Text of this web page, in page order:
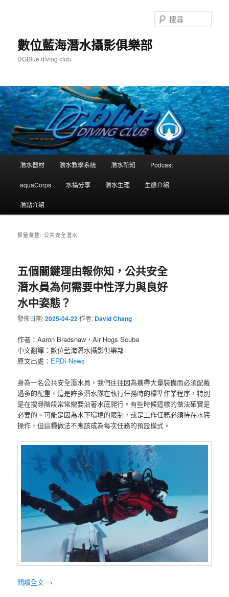
數位藍海潛水攝影俱樂部
DGBlue diving club
尋
潛水器材 潛水教學系統 潛水新知 Podcast
aquaCorps 水攝分享 潛水生理 生態介紹
潛點介紹
標籤彙整:公共安全潛水
五個關鍵理由報你知，公共安全
潛水員為何需要中性浮力與良好
水中姿態？
發佈日期:2025-04-22作者: David Chang
作者：Aaron Bradshaw，Air Hogs Scuba
中文翻譯：數位藍海潛水攝影俱樂部
原文出處： ERDI-News
身為一名公共安全潛水員，我們往往因為攜帶大量裝備而必須配戴
過多的配重，這是許多潛水隊在執行任務時的標準作業程序，特別
是在搜尋階段常常需要沿著水底爬行。有些時候這樣的做法確實是
必要的。可能是因為水下環境的限制，或是工作任務必須待在水底
操作，但這種做法不應該成為每次任務的預設模式。
閱讀全文 →